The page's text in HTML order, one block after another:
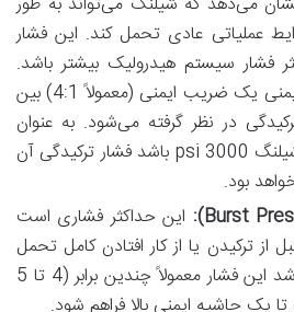
عملیاتی عادی تحمل کند. این فشار
فشار سیستم هیدرولیک بیشتر باشد.
معمولاً برای افزایش ایمنی یک ضریب ایمنی (معمولاً 4:1) بین
در نظر گرفته می‌شود. به عنوان
3000 psi
باشد فشار ترکیدگی آن
بود.
این حداکثر فشاری است
از ترکیدن یا از کار افتادن کامل تحمل
کند. همانطور که ذکر شد این فشار معمولاً چندین برابر (4 تا 5
یک حاشیه ایمنی بالا فراهم شود.